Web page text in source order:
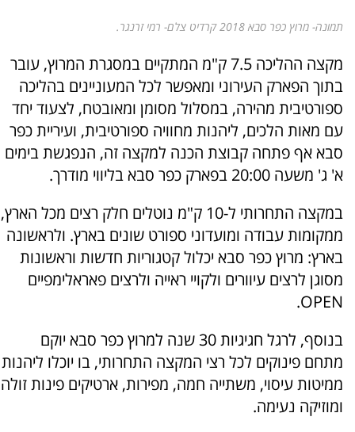
תמונה- מרוץ כפר סבא 2018 קרדיט צלם- רמי זרנגר.
מקצה ההליכה 7.5 ק"מ המתקיים במסגרת המרוץ, עובר
בתוך הפארק העירוני ומאפשר לכל המעוניינים בהליכה
ספורטיבית מהירה, במסלול מסומן ומאובטח, לצעוד יחד
עם מאות הלכים, ליהנות מחוויה ספורטיבית, ועיריית כפר
סבא אף פתחה קבוצת הכנה למקצה זה, הנפגשת בימים
א' ג' משעה 20:00 בפארק כפר סבא בליווי מודרך.
במקצה התחרותי ל-10 ק"מ נוטלים חלק רצים מכל הארץ,
ממקומות עבודה ומועדוני ספורט שונים בארץ. ולראשונה
בארץ: מרוץ כפר סבא יכלול קטגוריות חדשות וראשונות
מסוגן לרצים עיוורים ולקויי ראייה ולרצים פאראלימפיים
OPEN.
בנוסף, לרגל חגיגיות 30 שנה למרוץ כפר סבא יוקם
מתחם פינוקים לכל רצי המקצה התחרותי, בו יוכלו ליהנות
ממיטות עיסוי, משתייה חמה, מפירות, ארטיקים פינות זולה
ומוזיקה נעימה.